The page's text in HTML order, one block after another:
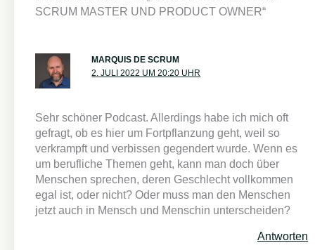
SCRUM MASTER UND PRODUCT OWNER“
MARQUIS DE SCRUM
2. JULI 2022 UM 20:20 UHR
Sehr schöner Podcast. Allerdings habe ich mich oft
gefragt, ob es hier um Fortpflanzung geht, weil so
verkrampft und verbissen gegendert wurde. Wenn es
um berufliche Themen geht, kann man doch über
Menschen sprechen, deren Geschlecht vollkommen
egal ist, oder nicht? Oder muss man den Menschen
jetzt auch in Mensch und Menschin unterscheiden?
Antworten